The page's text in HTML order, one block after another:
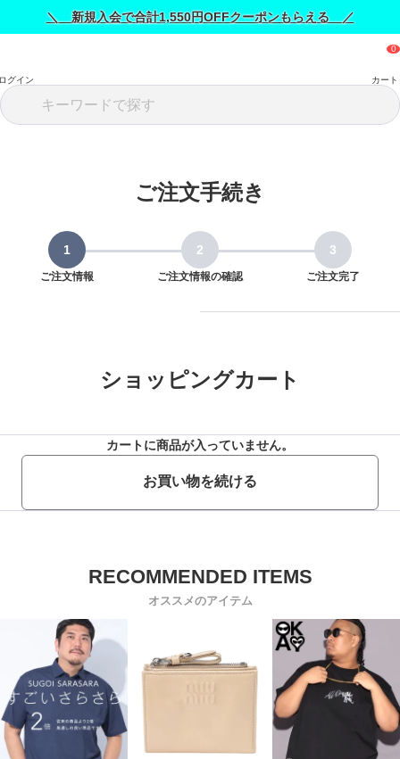
＼ 新規入会で合計1,550円OFFクーポンもらえる ／
グイン カート
ご注文手続き
ご注文情報 ご注文情報の確認 ご注文完了
ショッピングカート
カートに商品が入っていません。
お買い物を続ける
オススメのアイテム